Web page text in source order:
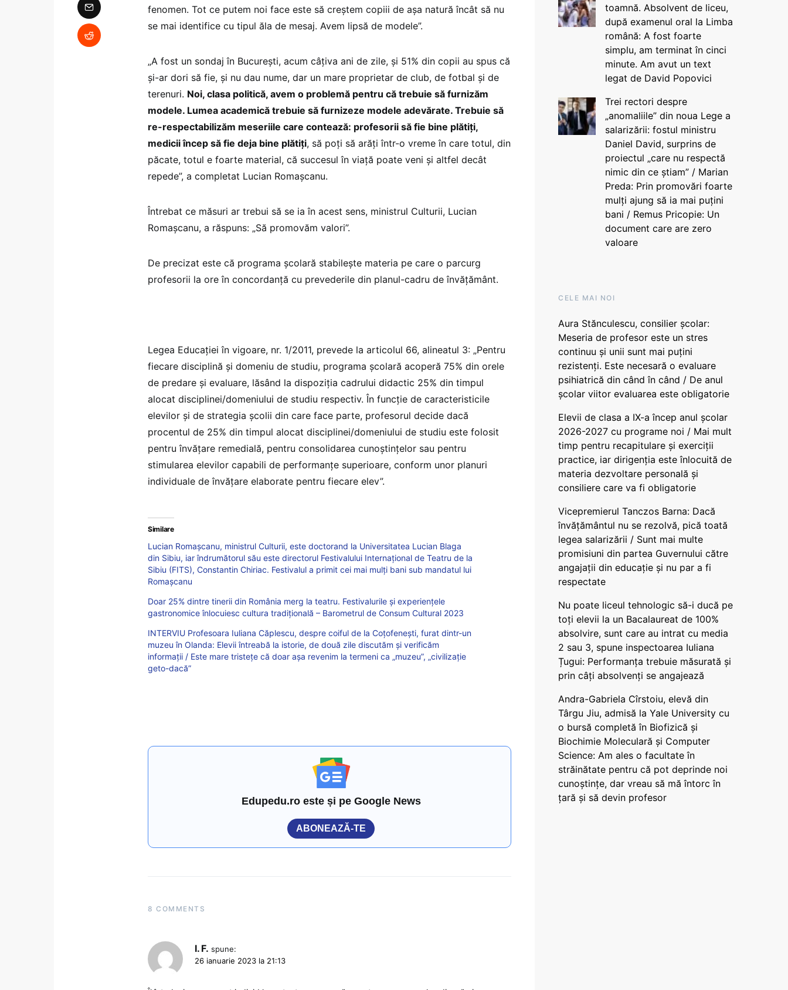
fenomen. Tot ce putem noi face este să creştem copiii de aşa natură încât să nu
se mai identifice cu tipul ăla de mesaj. Avem lipsă de modele”.
„A fost un sondaj în Bucureşti, acum câţiva ani de zile, şi 51% din copii au spus că
şi-ar dori să fie, şi nu dau nume, dar un mare proprietar de club, de fotbal şi de
terenuri. Noi, clasa politică, avem o problemă pentru că trebuie să furnizăm
modele. Lumea academică trebuie să furnizeze modele adevărate. Trebuie să
re-respectabilizăm meseriile care contează: profesorii să fie bine plătiţi,
medicii încep să fie deja bine plătiţi, să poţi să arăţi într-o vreme în care totul, din
păcate, totul e foarte material, că succesul în viaţă poate veni şi altfel decât
repede”, a completat Lucian Romaşcanu.
Întrebat ce măsuri ar trebui să se ia în acest sens, ministrul Culturii, Lucian
Romașcanu, a răspuns: „Să promovăm valori”.
De precizat este că programa școlară stabileşte materia pe care o parcurg
profesorii la ore în concordanță cu prevederile din planul-cadru de învățământ.
Legea Educației în vigoare, nr. 1/2011, prevede la articolul 66, alineatul 3: „Pentru
fiecare disciplină și domeniu de studiu, programa școlară acoperă 75% din orele
de predare și evaluare, lăsând la dispoziția cadrului didactic 25% din timpul
alocat disciplinei/domeniului de studiu respectiv. În funcție de caracteristicile
elevilor și de strategia școlii din care face parte, profesorul decide dacă
procentul de 25% din timpul alocat disciplinei/domeniului de studiu este folosit
pentru învățare remedială, pentru consolidarea cunoștințelor sau pentru
stimularea elevilor capabili de performanțe superioare, conform unor planuri
individuale de învățare elaborate pentru fiecare elev”.
Similare
Lucian Romașcanu, ministrul Culturii, este doctorand la Universitatea Lucian Blaga
din Sibiu, iar îndrumătorul său este directorul Festivalului Internațional de Teatru de la
Sibiu (FITS), Constantin Chiriac. Festivalul a primit cei mai mulți bani sub mandatul lui
Romașcanu
Doar 25% dintre tinerii din România merg la teatru. Festivalurile și experiențele
gastronomice înlocuiesc cultura tradițională – Barometrul de Consum Cultural 2023
INTERVIU Profesoara Iuliana Căplescu, despre coiful de la Coțofenești, furat dintr-un
muzeu în Olanda: Elevii întreabă la istorie, de două zile discutăm și verificăm
informații / Este mare tristețe că doar așa revenim la termeni ca „muzeu”, „civilizație
geto-dacă”
Edupedu.ro este și pe Google News
ABONEAZĂ-TE
8 COMMENTS
I. F. spune:
26 ianuarie 2023 la 21:13
toamnă. Absolvent de liceu,
după examenul oral la Limba
română: A fost foarte
simplu, am terminat în cinci
minute. Am avut un text
legat de David Popovici
Trei rectori despre
„anomaliile” din noua Lege a
salarizării: fostul ministru
Daniel David, surprins de
proiectul „care nu respectă
nimic din ce știam” / Marian
Preda: Prin promovări foarte
mulți ajung să ia mai puțini
bani / Remus Pricopie: Un
document care are zero
valoare
CELE MAI NOI
Aura Stănculescu, consilier școlar:
Meseria de profesor este un stres
continuu și unii sunt mai puțini
rezistenți. Este necesară o evaluare
psihiatrică din când în când / De anul
școlar viitor evaluarea este obligatorie
Elevii de clasa a IX-a încep anul școlar
2026-2027 cu programe noi / Mai mult
timp pentru recapitulare și exerciții
practice, iar dirigenția este înlocuită de
materia dezvoltare personală și
consiliere care va fi obligatorie
Vicepremierul Tanczos Barna: Dacă
învățământul nu se rezolvă, pică toată
legea salarizării / Sunt mai multe
promisiuni din partea Guvernului către
angajații din educație și nu par a fi
respectate
Nu poate liceul tehnologic să-i ducă pe
toți elevii la un Bacalaureat de 100%
absolvire, sunt care au intrat cu media
2 sau 3, spune inspectoarea Iuliana
Țugui: Performanța trebuie măsurată și
prin câți absolvenți se angajează
Andra-Gabriela Cîrstoiu, elevă din
Târgu Jiu, admisă la Yale University cu
o bursă completă în Biofizică și
Biochimie Moleculară și Computer
Science: Am ales o facultate în
străinătate pentru că pot deprinde noi
cunoștințe, dar vreau să mă întorc în
țară și să devin profesor